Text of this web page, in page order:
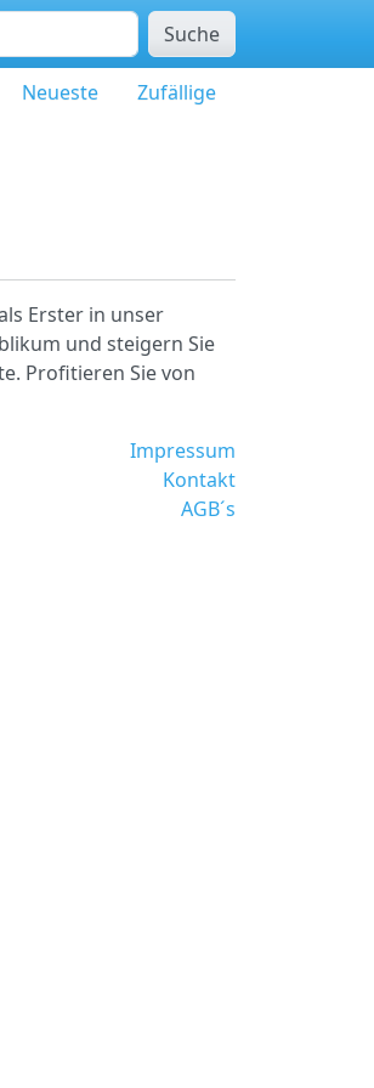
Suche
Neueste
Zufällige
Erster in unser
und steigern Sie
Profitieren Sie von
Impressum
Kontakt
AGB´s